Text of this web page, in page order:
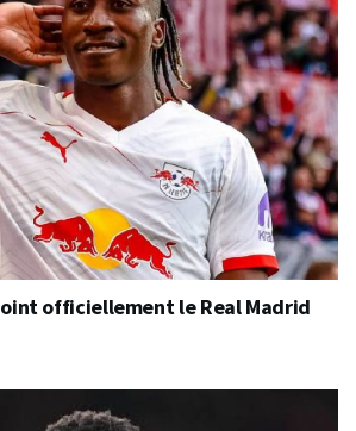
officiellement le Real Madrid